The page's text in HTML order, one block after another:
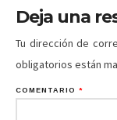
Deja una
Tu dirección de
obligatorios están
COMENTARIO *